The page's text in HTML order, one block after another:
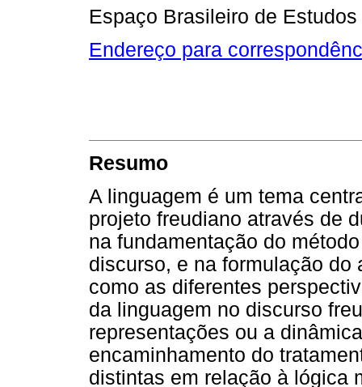
Espaço Brasileiro de
Endereço para
Resumo
A linguagem é um tema
projeto freudiano através de
na fundamentação do
discurso, e na formulação
como as diferentes
da linguagem no discurso
representações ou a
encaminhamento do
distintas em relação à lógica